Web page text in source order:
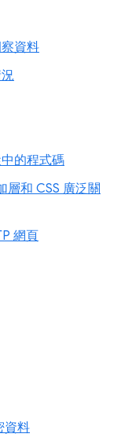
資料
的程式碼
層和 CSS 廣泛關
網頁
資料